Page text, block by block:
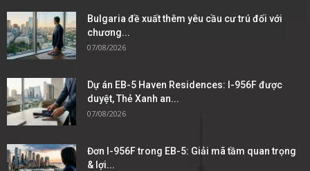
Bulgaria đề xuất thêm yêu cầu cư trú đối với
chương...
07/08/2026
Dự án EB-5 Haven Residences: I-956F được
duyệt, Thẻ Xanh an...
07/08/2026
Đơn I-956F trong EB-5: Giải mã tầm quan trọng
& lợi...